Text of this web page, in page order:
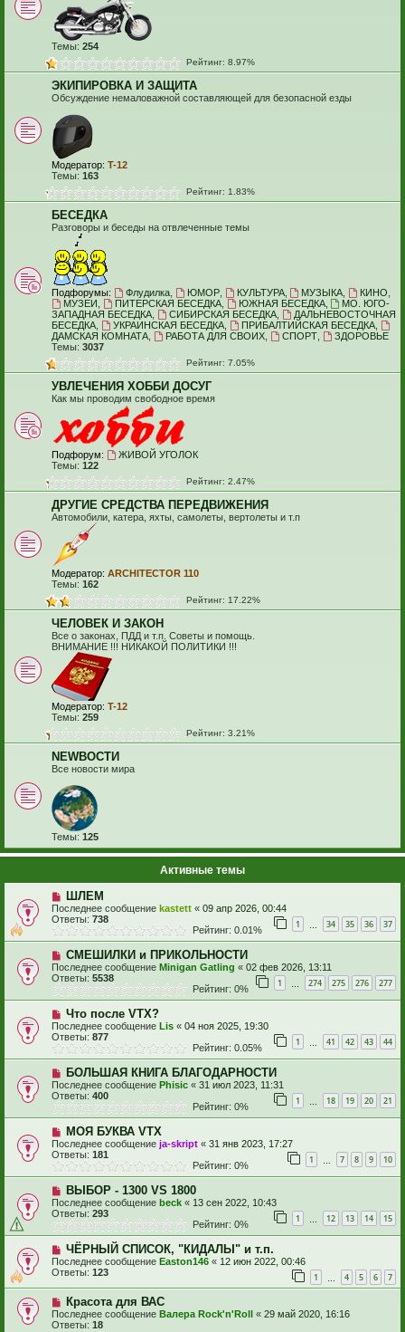
Темы: 254
Рейтинг: 8.97%
ЭКИПИРОВКА И ЗАЩИТА
Обсуждение немаловажной составляющей для безопасной езды
Модератор: T-12
Темы: 163
Рейтинг: 1.83%
БЕСЕДКА
Разговоры и беседы на отвлеченные темы
Подфорумы: Флудилка, ЮМОР, КУЛЬТУРА, МУЗЫКА КИНО
МУЗЕИ
ПИТЕРСКАЯ БЕСЕДКА, ЮЖНАЯ БЕСЕДКА,
МО. ЮГО-
ЗАПАДНАЯ БЕСЕДКА
СИБИРСКАЯ БЕСЕДКА,
ДАЛЬНЕВОСТОЧНАЯ
БЕСЕДКА
УКРАИНСКАЯ БЕСЕДКА, ПРИБАЛТИЙСКАЯ БЕСЕДКА,
ДАМСКАЯ КОМНАТА
РАБОТА ДЛЯ СВОИХ, СПОРТ,
ЗДОРОВЬЕ
Темы: 3037
Рейтинг: 7.05%
УВЛЕЧЕНИЯ ХОББИ ДОСУГ
Как мы проводим свободное время
Подфорум:
ЖИВОЙ УГОЛОК
Темы: 122
Рейтинг: 2.47%
ДРУГИЕ СРЕДСТВА ПЕРЕДВИЖЕНИЯ
Автомобили, катера, яхты, самолеты, вертолеты и т.п
Модератор: ARCHITECTOR 110
Темы: 162
Рейтинг: 17.22%
ЧЕЛОВЕК И ЗАКОН
Все о законах, ПДД и т.п. Советы и помощь.
ВНИМАНИЕ !!! НИКАКОЙ ПОЛИТИКИ !!!
Модератор: T-12
Темы: 259
Рейтинг: 3.21%
NEWВОСТИ
Все новости мира
Темы: 125
Активные темы
ШЛЕМ
Последнее сообщение kastett « 09 апр 2026, 00:44
Ответы: 738 1 34 35 36 37
Рейтинг: 0.01%
СМЕШИЛКИ и ПРИКОЛЬНОСТИ
Последнее сообщение Minigan Gatling « 02 фев 2026, 13:11
Ответы: 5538 1 274 275 276 277
Рейтинг: 0%
Что после VTX?
Последнее сообщение Lis « 04 ноя 2025, 19:30
Ответы: 877 1 41 42 43 44
Рейтинг: 0.05%
БОЛЬШАЯ КНИГА БЛАГОДАРНОСТИ
Последнее сообщение Phisic « 31 июл 2023, 11:31
Ответы: 400 1 18 19 20 21
Рейтинг: 0%
МОЯ БУКВА VTX
Последнее сообщение ja-skript « 31 янв 2023, 17:27
Ответы: 181 1 7 8 9 10
Рейтинг: 0%
ВЫБОР - 1300 VS 1800
Последнее сообщение beck « 13 сен 2022, 10:43
Ответы: 293 1 12 13 14 15
Рейтинг: 0%
ЧЁРНЫЙ СПИСОК, "КИДАЛЫ" и т.п.
Последнее сообщение Easton146 « 12 июн 2022, 00:46
Ответы: 123 1 4 5 6 7
Красота для ВАС
Последнее сообщение Валера Rock'n'Roll « 29 май 2020, 16:16
Ответы: 18